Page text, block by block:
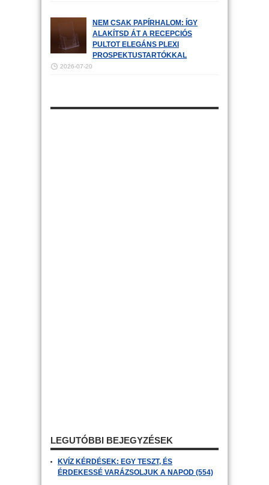
NEM CSAK PAPÍRHALOM: ÍGY
ALAKÍTSD ÁT A RECEPCIÓS
PULTOT ELEGÁNS PLEXI
PROSPEKTUSTARTÓKKAL
2026-07-20
LEGUTÓBBI BEJEGYZÉSEK
KVÍZ KÉRDÉSEK: EGY TESZT, ÉS
ÉRDEKESSÉ VARÁZSOLJUK A NAPOD (554)